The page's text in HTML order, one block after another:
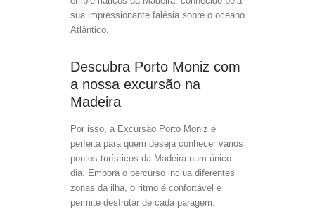
sua impressionante falésia sobre o oceano
Atlântico.
Descubra Porto Moniz com
a nossa excursão na
Madeira
Por isso, a Excursão Porto Moniz é
perfeita para quem deseja conhecer vários
pontos turísticos da Madeira num único
dia. Embora o percurso inclua diferentes
zonas da ilha, o ritmo é confortável e
permite desfrutar de cada paragem.